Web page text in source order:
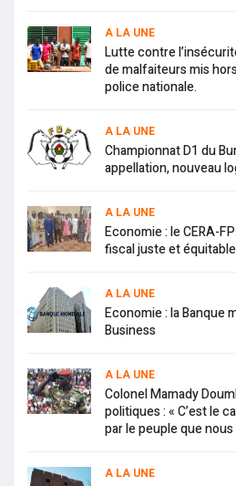
A LA UNE
Lutte contre
de malfaiteurs mis
police nationale.
A LA UNE
Championnat D1 du
appellation, nouveau
A LA UNE
Economie : le CERA-
fiscal juste et équitable
A LA UNE
Economie : la Banque
Business
A LA UNE
Colonel Mamady
politiques : « C’est le
par le peuple que
A LA UNE